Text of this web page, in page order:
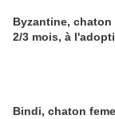
Byzantine,
2/3 mois, à
Bindi, chaton